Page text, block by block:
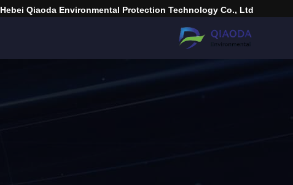
Hebei Qiaoda Environmental Protection Technology Co., Ltd.